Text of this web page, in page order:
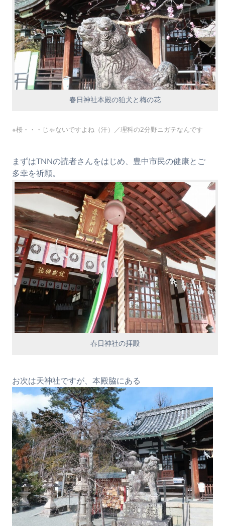
春日神社本殿の狛犬と梅の花
※桜・・・じゃないですよね（汗）／理科の2分野ニガテなんです
まずはTNNの読者さんをはじめ、豊中市民の健康とご
多幸を祈願。
春日神社の拝殿
お次は天神社ですが、本殿脇にある